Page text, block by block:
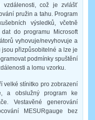
vzdálenosti, což je zvlášť
pružin a tahu. Program
výsledků, včetně
do programu Microsoft
vyhovuje/nevyhovuje a
přizpůsobitelné a lze je
podmínky spuštění
a lomu vzorku.
velké stínitko pro zobrazení
a obslužný program ke
Vestavěné generování
MESURgauge bez